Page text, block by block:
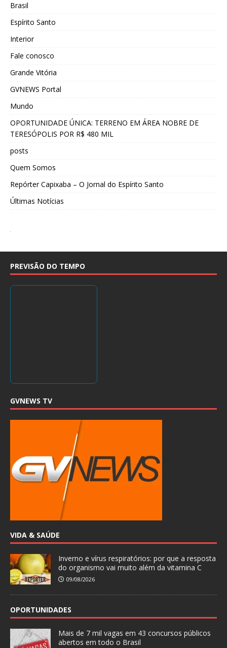
Brasil
Espírito Santo
Interior
Fale conosco
Grande Vitória
GVNEWS Portal
Mundo
OPORTUNIDADE ÚNICA: TERRENO EM ÁREA NOBRE DE
TERESÓPOLIS POR R$ 480 MIL
posts
Quem Somos
Repórter Capixaba – O Jornal do Espírito Santo
Últimas Notícias
PREVISÃO DO TEMPO
GVNEWS TV
VIDA & SAÚDE
Inverno e vírus respiratórios: por que a resposta
do organismo vai muito além da vitamina C
09/08/2026
OPORTUNIDADES
Mais de 7 mil vagas em 43 concursos públicos
abertos em todo o Brasil